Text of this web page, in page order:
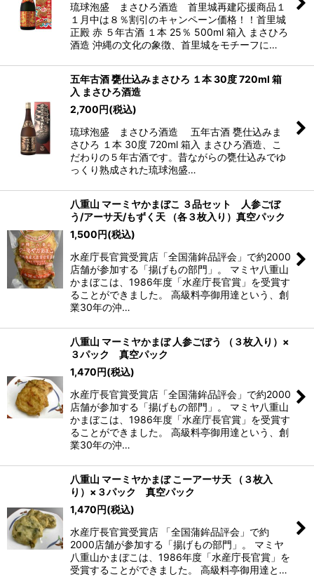
琉球泡盛 まさひろ酒造 首里城再建応援商品１
１月中は８％割引のキャンペーン価格！！首里城
正殿 赤 ５年古酒 １本 25％ 500ml 箱入 まさひろ
酒造 沖縄の文化の象徴、首里城をモチーフに…
五年古酒 甕仕込みまさひろ １本 30度 720ml 箱
入 まさひろ酒造
2,700 円(税込)
琉球泡盛 まさひろ酒造 五年古酒 甕仕込みま
さひろ １本 30度 720ml 箱入 まさひろ酒造、こ
だわりの５年古酒です。昔ながらの甕仕込みでゆ
っくり熟成された琉球泡盛…
八重山 マーミヤかまぼこ ３品セット 人参ごぼ
う/アーサ天/もずく天 （各３枚入り）真空パック
1,500 円(税込)
水産庁長官賞受賞店「全国蒲鉾品評会」で約2000
店舗が参加する「揚げもの部門」。 マミヤ八重山
かまぼこは、1986年度「水産庁長官賞」を受賞す
ることができました。 高級料亭御用達という、創
業30年の沖…
八重山 マーミヤかまぼ 人参ごぼう （３枚入り）×
３パック 真空パック
1,470 円(税込)
水産庁長官賞受賞店「全国蒲鉾品評会」で約2000
店舗が参加する「揚げもの部門」。 マミヤ八重山
かまぼこは、1986年度「水産庁長官賞」を受賞す
ることができました。 高級料亭御用達という、創
業30年の沖…
八重山 マーミヤかまぼ こーアーサ天 （３枚入
り）×３パック 真空パック
1,470 円(税込)
水産庁長官賞受賞店 「全国蒲鉾品評会」で約
2000店舗が参加する「揚げもの部門」。 マミヤ
八重山かまぼこは、1986年度「水産庁長官賞」を
受賞することができました。 高級料亭御用達と…